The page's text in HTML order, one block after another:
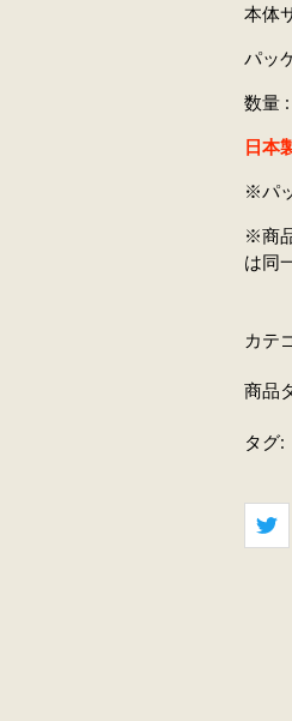
本体
パッ
数量
日本
※パ
※商
は同
カテ
商品
タグ: